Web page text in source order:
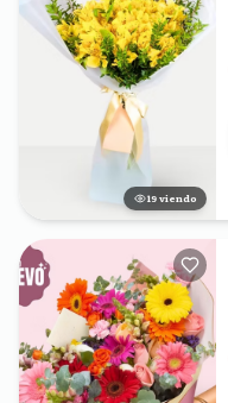
18 viendo